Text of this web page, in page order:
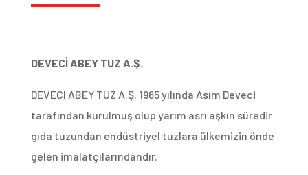
DEVECİ ABEY TUZ A.Ş.
DEVECI ABEY TUZ A.Ş. 1965 yılında Asım Deveci
tarafından kurulmuş olup yarım asrı aşkın süredir
gıda tuzundan endüstriyel tuzlara ülkemizin önde
gelen imalatçılarındandır.